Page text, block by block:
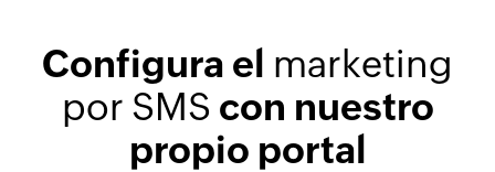
Configura el marketing
por SMS con nuestro
propio portal